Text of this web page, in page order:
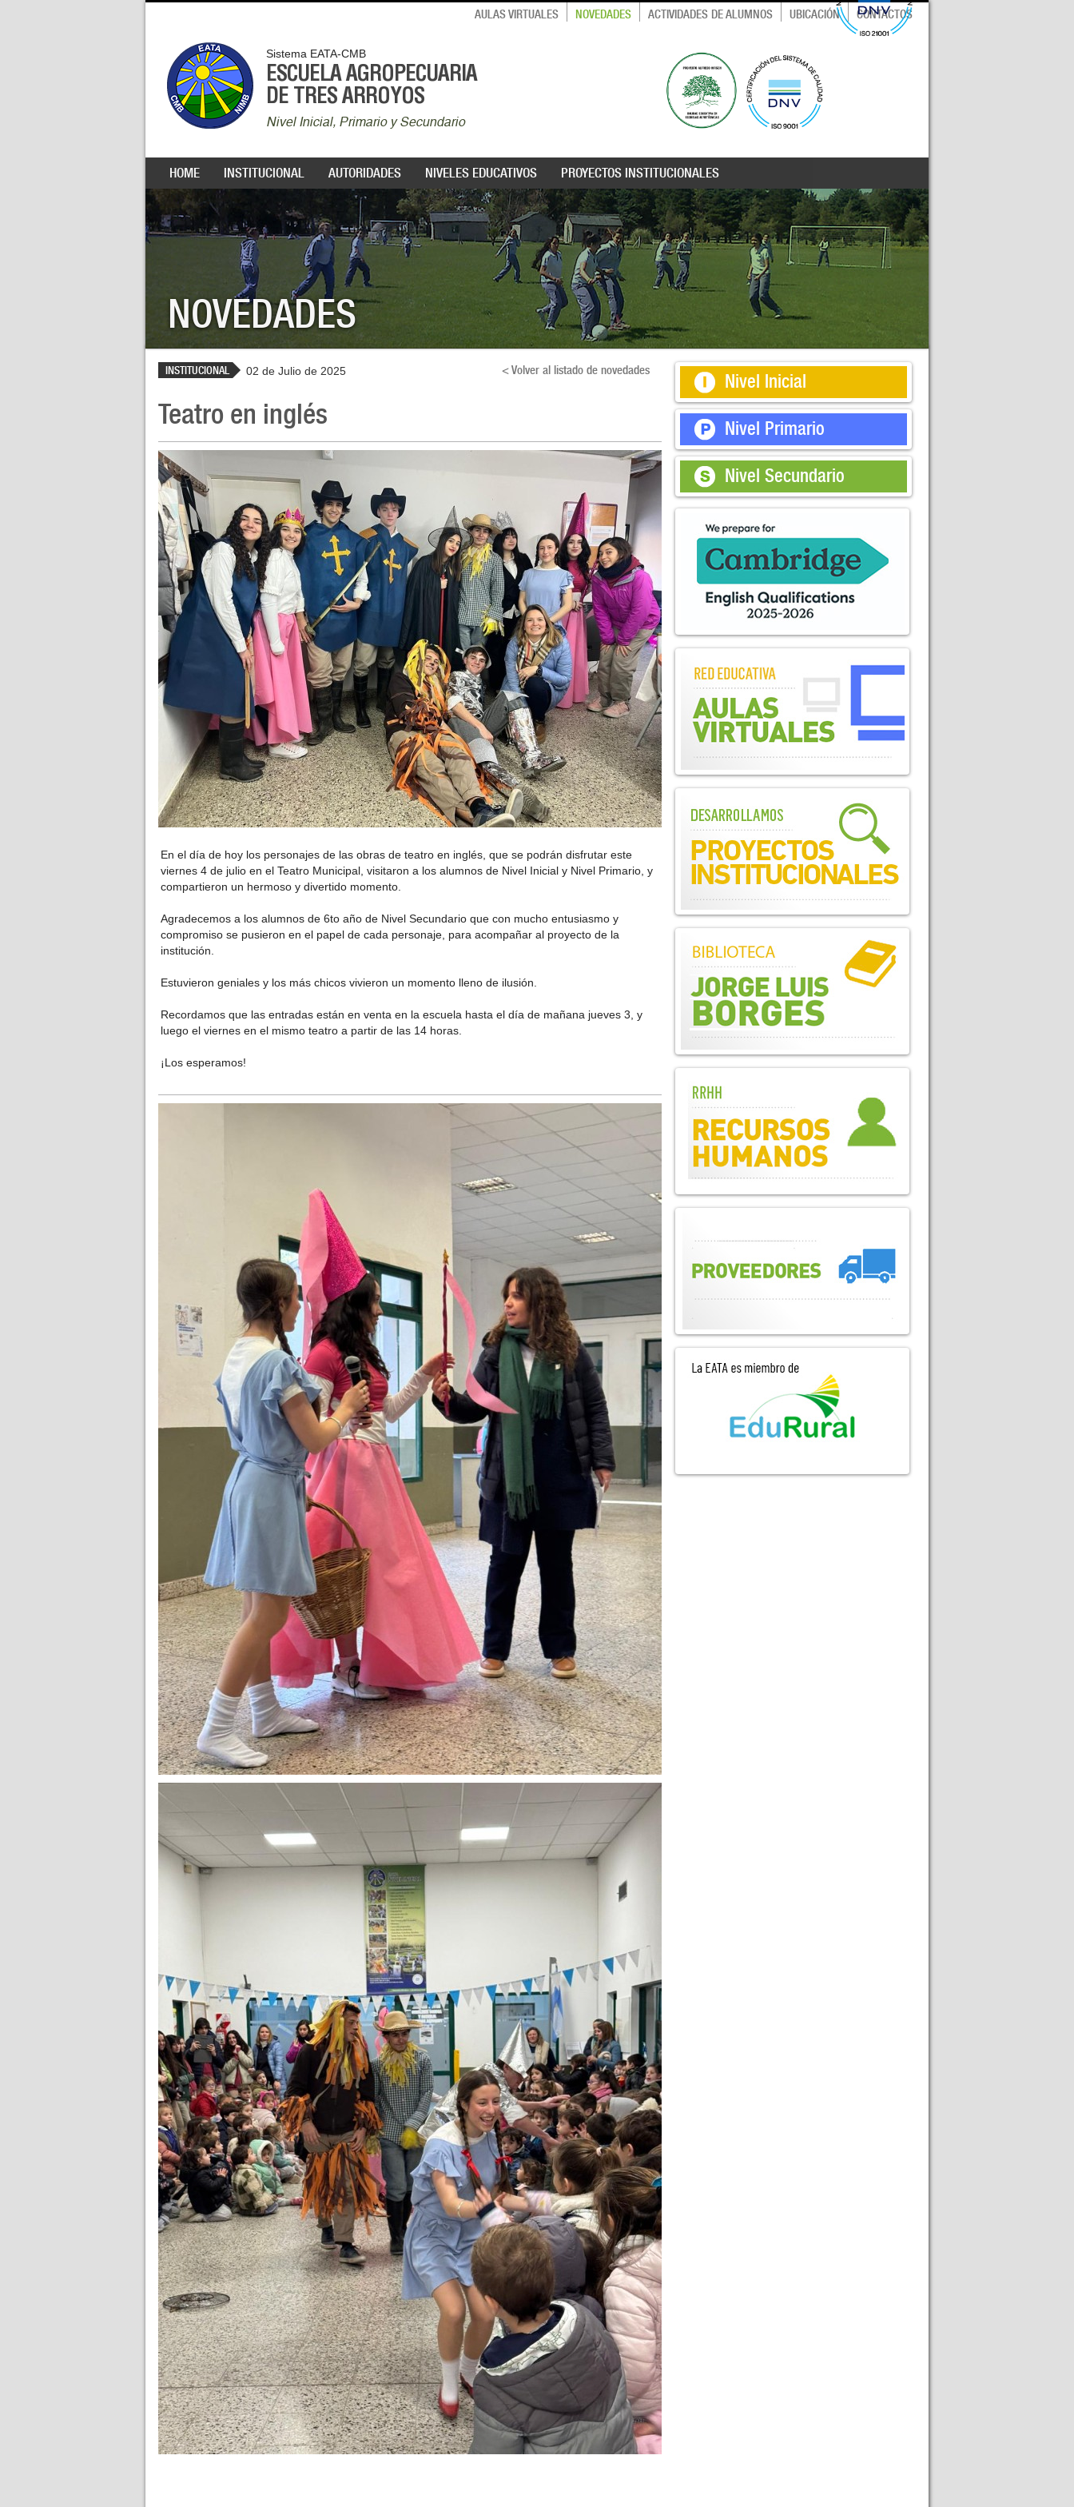
AULAS VIRTUALES NOVEDADES ACTIVIDADES DE ALUMNOS UBICACIÓN CONTACTOS
Sistema EATA-CMB
ESCUELA AGROPECUARIA
DE TRES ARROYOS
Nivel Inicial, Primario y Secundario
HOME INSTITUCIONAL AUTORIDADES NIVELES EDUCATIVOS PROYECTOS INSTITUCIONALES
NOVEDADES
INSTITUCIONAL 02 de Julio de 2025 < Volver al listado de novedades
Teatro en inglés
En el día de hoy los personajes de las obras de teatro en inglés, que se podrán disfrutar este
viernes 4 de julio en el Teatro Municipal, visitaron a los alumnos de Nivel Inicial y Nivel Primario, y
compartieron un hermoso y divertido momento.
Agradecemos a los alumnos de 6to año de Nivel Secundario que con mucho entusiasmo y
compromiso se pusieron en el papel de cada personaje, para acompañar al proyecto de la
institución.
Estuvieron geniales y los más chicos vivieron un momento lleno de ilusión.
Recordamos que las entradas están en venta en la escuela hasta el día de mañana jueves 3, y
luego el viernes en el mismo teatro a partir de las 14 horas.
¡Los esperamos!
Nivel Inicial
Nivel Primario
Nivel Secundario